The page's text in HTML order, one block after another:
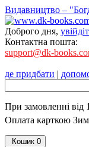
Видавництво –
Доброго дня,
Контактна пошта:
support@dk-
де придбати |
При замовленні від
Оплата карткою
Кошик 0